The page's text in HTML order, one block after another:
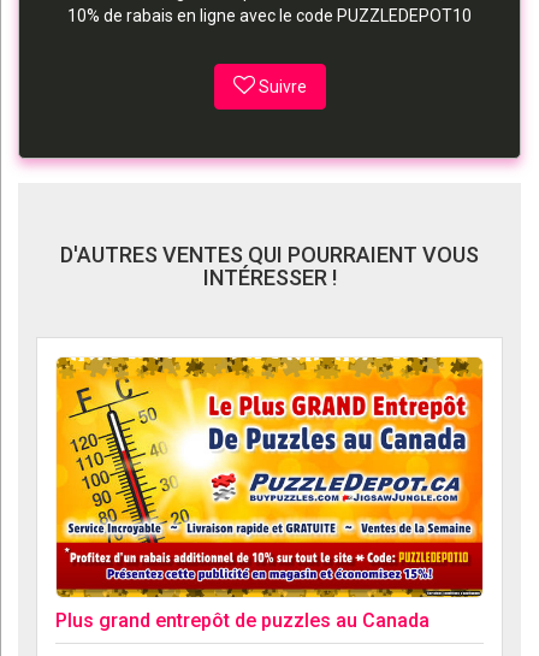
10% de rabais en ligne avec le code PUZZLEDEPOT10
Suivre
D'AUTRES VENTES QUI POURRAIENT VOUS
INTÉRESSER !
Plus grand entrepôt de puzzles au Canada